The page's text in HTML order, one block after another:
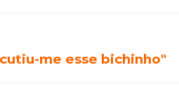
me esse bichinho"